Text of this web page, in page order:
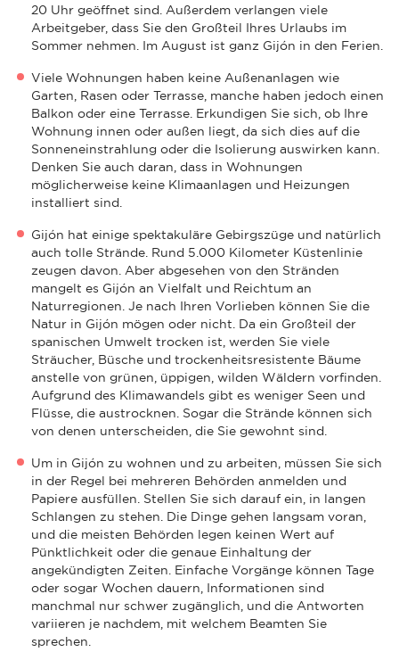
20 Uhr geöffnet sind. Außerdem verlangen viele
Arbeitgeber, dass Sie den Großteil Ihres Urlaubs im
Sommer nehmen. Im August ist ganz Gijón in den Ferien.
Viele Wohnungen haben keine Außenanlagen wie
Garten, Rasen oder Terrasse, manche haben jedoch einen
Balkon oder eine Terrasse. Erkundigen Sie sich, ob Ihre
Wohnung innen oder außen liegt, da sich dies auf die
Sonneneinstrahlung oder die Isolierung auswirken kann.
Denken Sie auch daran, dass in Wohnungen
möglicherweise keine Klimaanlagen und Heizungen
installiert sind.
Gijón hat einige spektakuläre Gebirgszüge und natürlich
auch tolle Strände. Rund 5.000 Kilometer Küstenlinie
zeugen davon. Aber abgesehen von den Stränden
mangelt es Gijón an Vielfalt und Reichtum an
Naturregionen. Je nach Ihren Vorlieben können Sie die
Natur in Gijón mögen oder nicht. Da ein Großteil der
spanischen Umwelt trocken ist, werden Sie viele
Sträucher, Büsche und trockenheitsresistente Bäume
anstelle von grünen, üppigen, wilden Wäldern vorfinden.
Aufgrund des Klimawandels gibt es weniger Seen und
Flüsse, die austrocknen. Sogar die Strände können sich
von denen unterscheiden, die Sie gewohnt sind.
Um in Gijón zu wohnen und zu arbeiten, müssen Sie sich
in der Regel bei mehreren Behörden anmelden und
Papiere ausfüllen. Stellen Sie sich darauf ein, in langen
Schlangen zu stehen. Die Dinge gehen langsam voran,
und die meisten Behörden legen keinen Wert auf
Pünktlichkeit oder die genaue Einhaltung der
angekündigten Zeiten. Einfache Vorgänge können Tage
oder sogar Wochen dauern, Informationen sind
manchmal nur schwer zugänglich, und die Antworten
variieren je nachdem, mit welchem Beamten Sie
sprechen.